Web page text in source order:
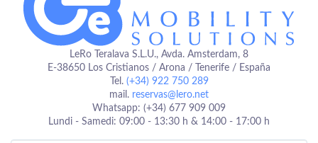
LeRo Teralava S.L.U., Avda. Amsterdam, 8
E-38650 Los Cristianos / Arona / Tenerife / España
Tel. (+34) 922 750 289
mail. reservas@lero.net
Whatsapp: (+34) 677 909 009
Lundi - Samedi: 09:00 - 13:30 h & 14:00 - 17:00 h